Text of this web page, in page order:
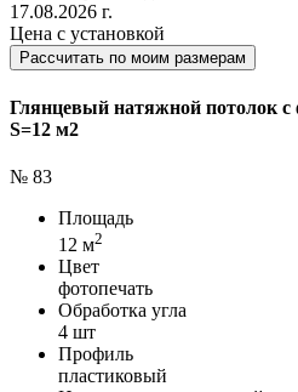
17.08.2026 г.
Цена с установкой
Рассчитать по моим размерам
Глянцевый натяжной потолок с
S=12 м2
№ 83
Площадь
12 м2
Цвет
фотопечать
Обработка угла
4 шт
Профиль
пластиковый